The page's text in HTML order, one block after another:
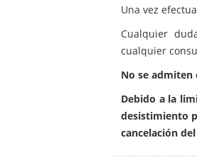
Una vez
Cualquier
cualquier
No se admiten
Debido a la
desistimiento
cancelación